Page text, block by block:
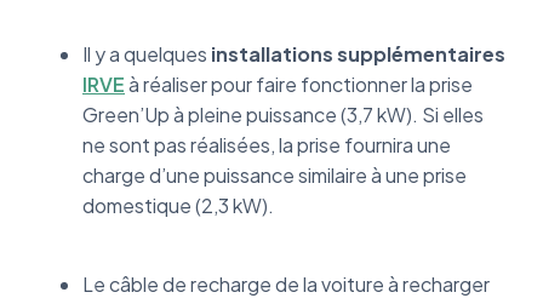
Il y a quelques installations supplémentaires
IRVEà réaliser pour faire fonctionner la prise
Green’Up à pleine puissance (3,7 kW). Si elles
ne sont pas réalisées, la prise fournira une
charge d’une puissance similaire à une prise
domestique (2,3 kW).
Le câble de recharge de la voiture à recharger